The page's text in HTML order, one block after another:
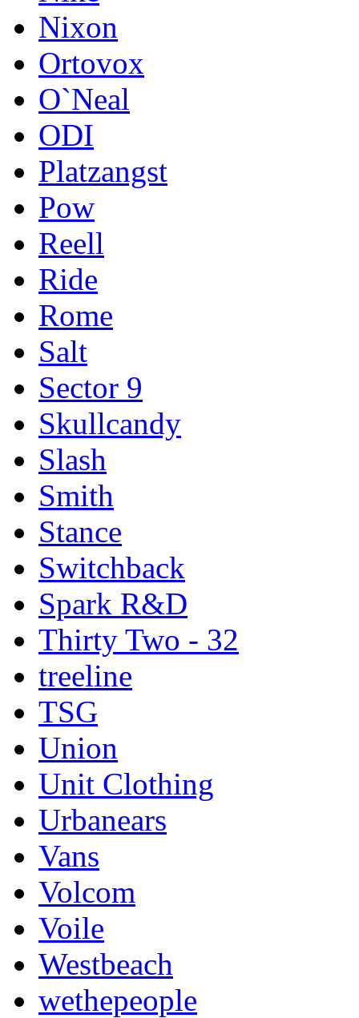
Nixon
Ortovox
O`Neal
ODI
Platzangst
Pow
Reell
Ride
Rome
Salt
Sector 9
Skullcandy
Slash
Smith
Stance
Switchback
Spark R&D
Thirty Two - 32
treeline
TSG
Union
Unit Clothing
Urbanears
Vans
Volcom
Voile
Westbeach
wethepeople